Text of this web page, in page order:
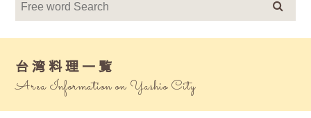
台湾料理一覧
Area Information on Yashio City